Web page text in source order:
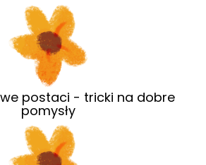
postaci - tricki na dobre
pomysły